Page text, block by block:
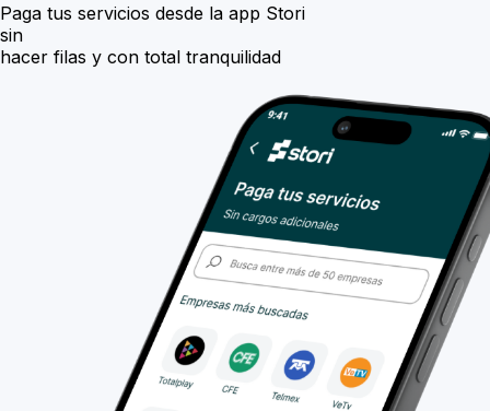
Paga tus servicios desde la app Stori
sin
hacer filas y con total tranquilidad